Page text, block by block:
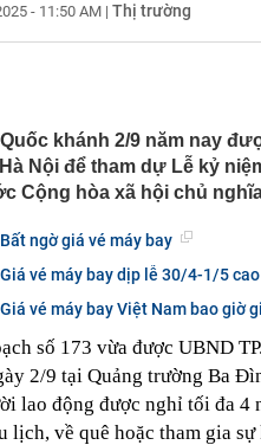
cổ phiếu có thể dẫn dắt
09:27
Ngành đường sắt hướng
Từ nay, một nhóm người
09:18
Nam nghệ sĩ Việt cưới vợ
ngây giữa Sài thành
09:12
Máy bay điện có thể cất
09:10
Trung Quốc báo tin vui đến
thấy nhưng nhiều người
09:08
Vợ Xuân Son nói tiếng Việt
09:04
Định hình thị trường tài
Nga bác phương án ‘đóng
09:03
Hầm chui 6 làn Cổ Linh
- 11:50 AM | Thị trường
Quốc khánh 2/9 năm nay
Nội để tham dự Lễ kỷ
Cộng hòa xã hội chủ
Bất ngờ giá vé máy bay
Giá vé máy bay dịp lễ 30/4-1/5
Giá vé máy bay Việt Nam bao giờ
số 173 vừa được UBND
2/9 tại Quảng trường Ba
lao động được nghỉ tối đa 4
lịch, về quê hoặc tham gia